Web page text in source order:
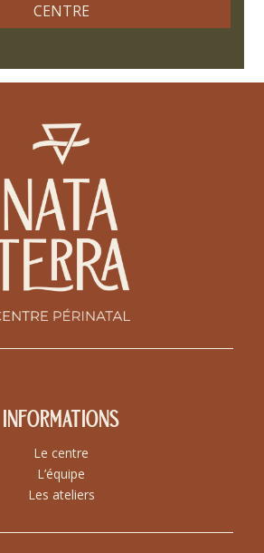
CENTRE
Informations
Le centre
L’équipe
Les ateliers